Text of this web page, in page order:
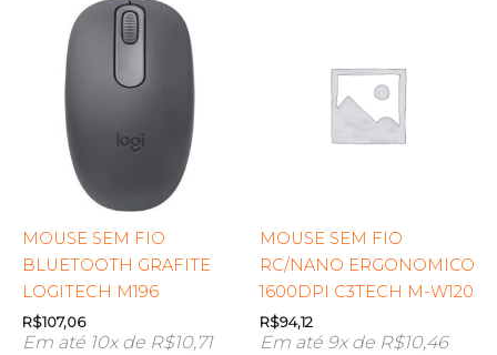
MOUSE SEM FIO
BLUETOOTH GRAFITE
LOGITECH M196
R$107,06
Em até 10x de R$10,71
MOUSE SEM FIO
RC/NANO ERGONOMICO
1600DPI C3TECH M-W120
R$94,12
Em até 9x de R$10,46